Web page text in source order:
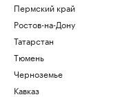
Пермский край
Ростов-на-Дону
Татарстан
Тюмень
Черноземье
Кавказ